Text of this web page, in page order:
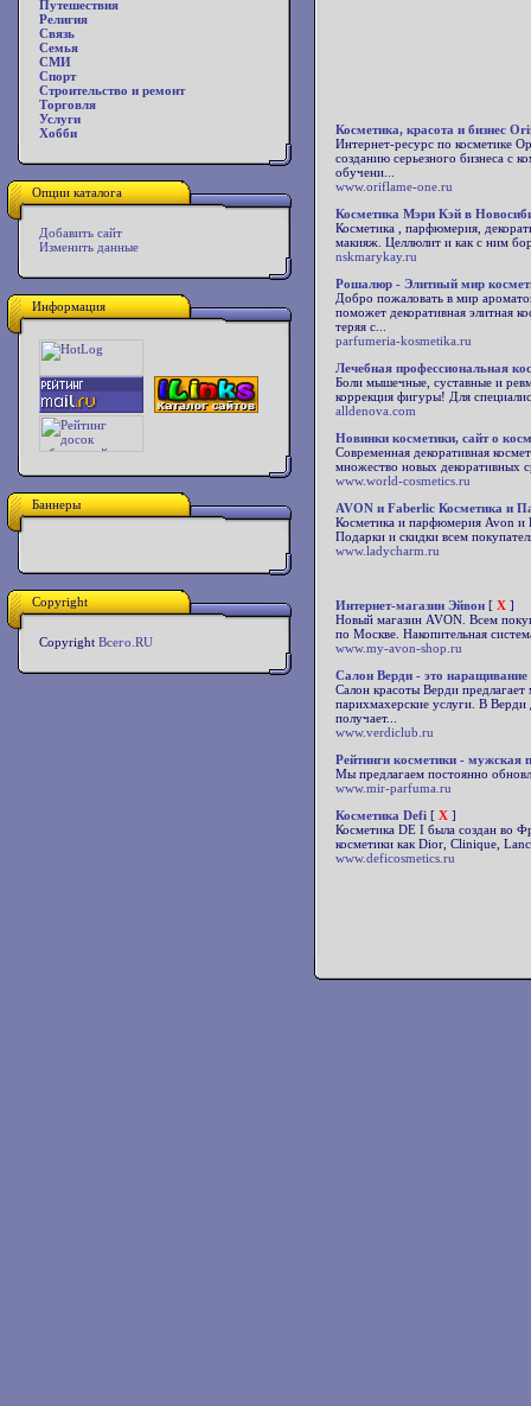
Путешествия
Религия
Связь
Семья
СМИ
Спорт
Строительство и ремонт
Торговля
Услуги
Хобби
Опции каталога
Добавить сайт
Изменить данные
Информация
Баннеры
Copyright
Copyright Всего.RU
Косметика, красота и бизнес
Интернет-ресурс по косметике
созданию серьезного бизнеса с
обучени...
www.oriflame-one.ru
Косметика Мэри Кэй в
Косметика , парфюмерия,
макияж. Целлюлит и как с ним
nskmarykay.ru
Рошалюр - Элитный мир
Добро пожаловать в мир
поможет декоративная элитная
теряя с...
parfumeria-kosmetika.ru
Лечебная профессиональная
Боли мышечные, суставные и
коррекция фигуры! Для
alldenova.com
Новинки косметики, сайт о
Современная декоративная
множество новых декоративных
www.world-cosmetics.ru
AVON и Faberlic Косметика и
Косметика и парфюмерия Avon и
Подарки и скидки всем
www.ladycharm.ru
Интернет-магазин Эйвон [ X ]
Новый магазин AVON. Всем
по Москве. Накопительная
www.my-avon-shop.ru
Салон Верди - это
Салон красоты Верди
парихмахерские услуги. В Верди
получает...
www.verdiclub.ru
Рейтинги косметики - мужская
Мы предлагаем постоянно
www.mir-parfuma.ru
Косметика Defi [ X ]
Косметика DE I была создан во
косметики как Dior, Clinique,
www.deficosmetics.ru